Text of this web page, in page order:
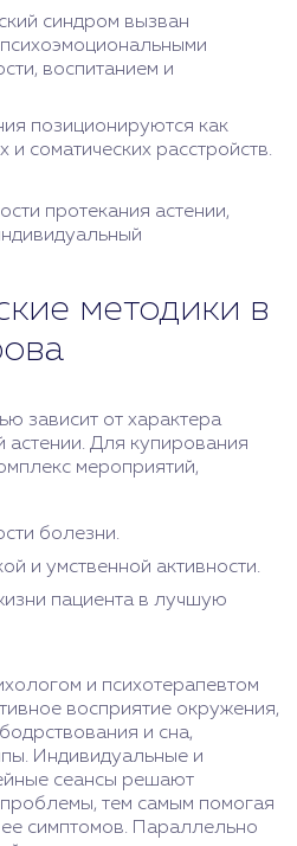
синдром вызван
воспитанием и
позиционируются как
и соматических расстройств.
протекания астении,
методики в
зависит от характера
астении. Для купирования
мероприятий,
болезни.
и умственной активности.
пациента в лучшую
и психотерапевтом
восприятие окружения,
и сна,
Индивидуальные и
сеансы решают
тем самым помогая
ее симптомов. Параллельно